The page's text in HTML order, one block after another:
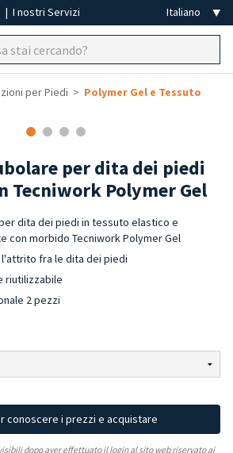
| I nostri Servizi
per Piedi Polymer Gel e Tessuto
per dita dei piedi
Tecniwork Polymer Gel
dita dei piedi in tessuto elastico e
con morbido Tecniwork Polymer Gel
fra le dita dei piedi
riutilizzabile
2 pezzi
conoscere i prezzi e acquistare
dopo aver effettuato il login al sito web riservato ai